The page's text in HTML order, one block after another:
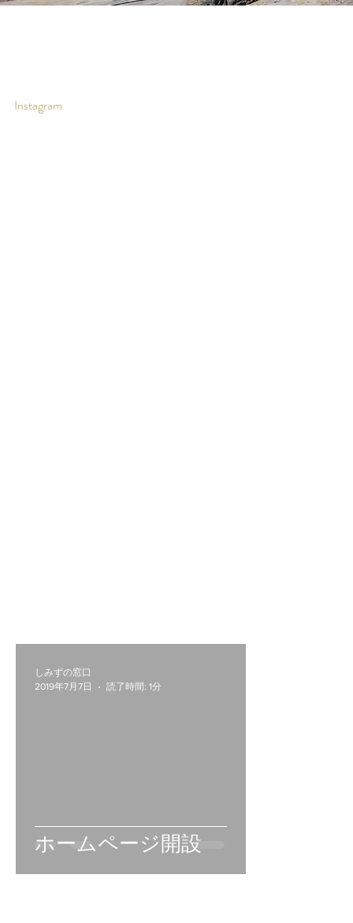
Instagram
ホームページ開設
しみずの窓口
2019年7月7日
読了時間: 1分